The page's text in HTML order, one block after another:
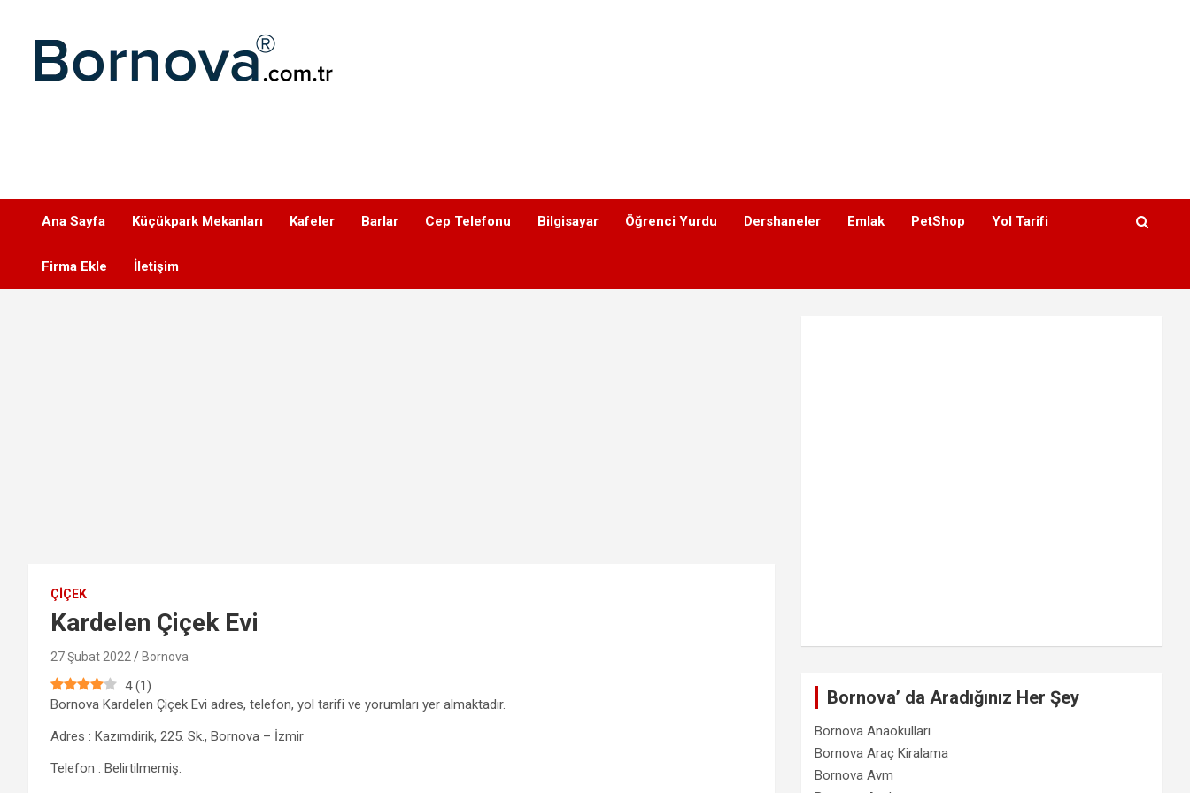
Ana Sayfa Küçükpark Mekanları Kafeler Barlar Cep Telefonu Bilgisayar Öğrenci Yurdu Dershaneler Emlak PetShop Yol Tarifi
Firma Ekle İletişim
ÇIÇEK
Kardelen Çiçek Evi
27 Şubat 2022 Bornova
4 (1)
Bornova Kardelen Çiçek Evi adres, telefon, yol tarifi ve yorumları yer almaktadır.
Adres : Kazımdirik, 225. Sk., Bornova – İzmir
Telefon : Belirtilmemiş.
Bornova’ da Aradığınız Her Şey
Bornova Anaokulları
Bornova Araç Kiralama
Bornova Avm